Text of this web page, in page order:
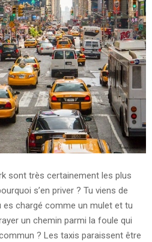
sont très certainement les plus
s’en priver ? Tu viens de
chargé comme un mulet et tu
un chemin parmi la foule qui
? Les taxis paraissent être